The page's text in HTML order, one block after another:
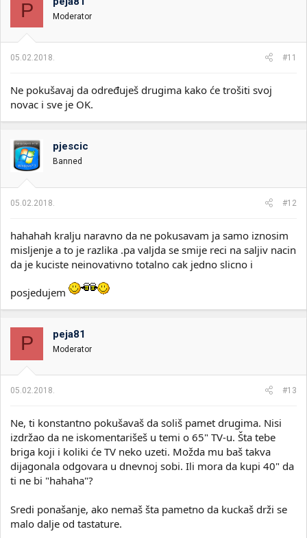
P Moderator
05.02.2018. #11
Ne pokušavaj da određuješ drugima kako će trošiti svoj
novac i sve je OK.
pjescic
Banned
05.02.2018. #12
hahahah kralju naravno da ne pokusavam ja samo iznosim
misljenje a to je razlika .pa valjda se smije reci na saljiv nacin
da je kuciste neinovativno totalno cak jedno slicno i
posjedujem
P peja81
Moderator
05.02.2018. #13
Ne, ti konstantno pokušavaš da soliš pamet drugima. Nisi
izdržao da ne iskomentarišeš u temi o 65" TV-u. Šta tebe
briga koji i koliki će TV neko uzeti. Možda mu baš takva
dijagonala odgovara u dnevnoj sobi. Ili mora da kupi 40" da
ti ne bi "hahaha"?
Sredi ponašanje, ako nemaš šta pametno da kuckaš drži se
malo dalje od tastature.